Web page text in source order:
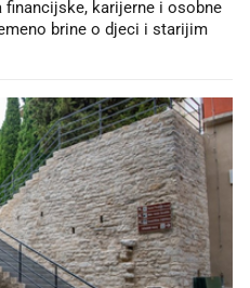
financijske, karijerne i osobne
brine o djeci i starijim